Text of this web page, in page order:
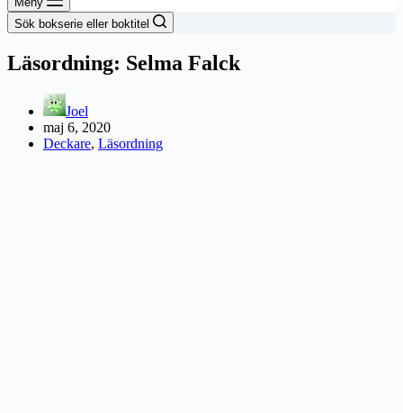
Sök bokserie eller boktitel
Läsordning: Selma Falck
Joel
maj 6, 2020
Deckare, Läsordning